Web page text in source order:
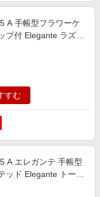
A 手帳型フラワーケ
プ付 Elegante ラズベ
すむ
A エレガンテ 手帳型
ッド Elegante トープ